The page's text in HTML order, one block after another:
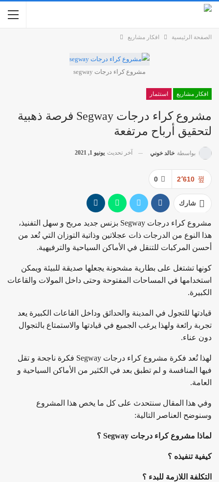
الصفحة الرئيسية افكار مشاريع
مشروع كراء درجات segway
افكار مشاريع استثمار
مشروع كراء درجات Segway فرصة ذهبية
لتحقيق أرباح مرتفعة
بواسطة خالد خوني آخر تحديث يونيو 1, 2021
0 2٬610
شارك
مشروع كراء درجات Segway بزنس جديد مربح و سهل التفنيذ،
هذا النوع من الدرجات ذات عجلاتين وذاتية التوزان التي تُعد من
أحسن المركبات للتنقل في الأماكن السياحية والترفيهية.
كونها تشتغل على بطارية مشحونة يجعلها صديقة للبيئة ويمكن
استخدامها في المساحات المفتوحة وحتى داخل المولات والقاعات
الكبيرة.
قيادتها للتجول في المدينة والحدائق وداخل القاعات الكبيرة يعد
تجربة رائعة ولهذا يرغب الجميع في قيادتها والاستمتاع بالتجوال
دون عناء.
لهذا تُعد فكرة مشروع كراء درجات Segway فكرة ناجحة و تقل
فيها المنافسة و لم تطبق بعد في الكثير من الأماكن السياحية و
العامة.
وفي هذا المقال سنتحدث على كل ما يخص هذا المشروع
وسنوضح العناصر التالية:
لماذا مشروع كراء درجات Segway ؟
كيفية تنفيذه ؟
التكلفة اللازمة للبدء ؟